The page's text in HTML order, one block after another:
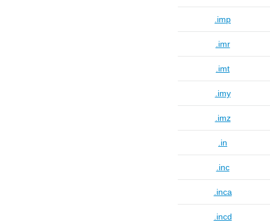
.imp
.imr
.imt
.imy
.imz
.in
.inc
.inca
.incd